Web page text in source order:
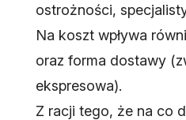
ostrożności,
Na koszt wpływa
oraz forma dostawy
ekspresowa).
Z racji tego, że na co